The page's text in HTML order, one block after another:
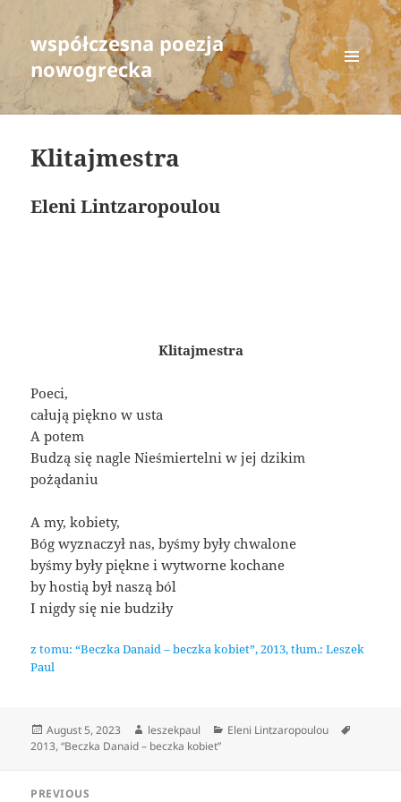
współczesna poezja
nowogrecka
MENU
AND
WIDGETS
Klitajmestra
Eleni Lintzaropoulou
Klitajmestra
Poeci,
całują piękno w usta
A potem
Budzą się nagle Nieśmiertelni w jej dzikim
pożądaniu
A my, kobiety,
Bóg wyznaczył nas, byśmy były chwalone
byśmy były piękne i wytworne kochane
by hostią był naszą ból
I nigdy się nie budziły
z tomu: “Beczka Danaid – beczka kobiet”, 2013, tłum.: Leszek
Paul
Posted
on
August 5, 2023 Author
leszekpaul Categories
Eleni Lintzaropoulou
2013,“Beczka Danaid – beczka kobiet”
PREVIOUS